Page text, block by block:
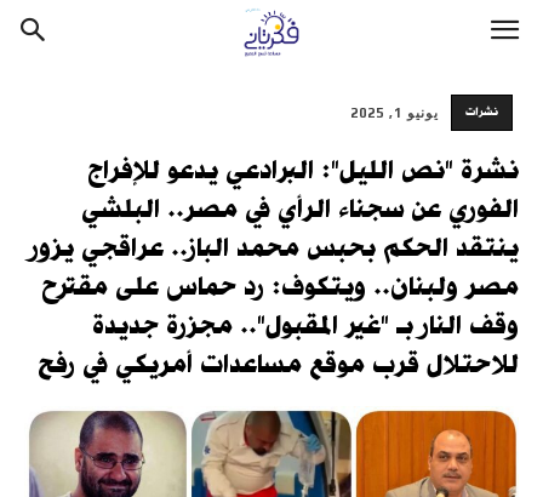
نشرات يونيو 1, 2025
نشرة "نص الليل": البرادعي يدعو للإفراج
الفوري عن سجناء الرأي في مصر.. البلشي
ينتقد الحكم بحبس محمد الباز.. عراقجي يزور
مصر ولبنان.. ويتكوف: رد حماس على مقترح
وقف النار بـ "غير المقبول".. مجزرة جديدة
للاحتلال قرب موقع مساعدات أمريكي في رفح